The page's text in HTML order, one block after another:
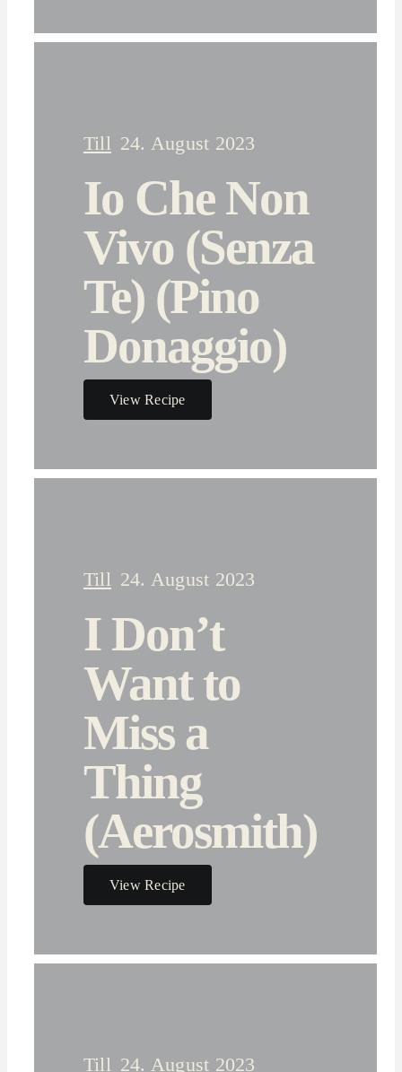
Till 24. August 2023
Io Che Non
Vivo (Senza
Te) (Pino
Donaggio)
View Recipe
Till 24. August 2023
I Don’t
Want to
Miss a
Thing
(Aerosmith)
View Recipe
Till 24. August 2023